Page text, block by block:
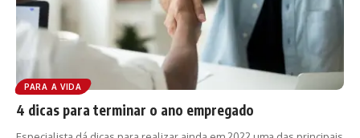
PARA A VIDA
4 dicas para terminar o ano empregado